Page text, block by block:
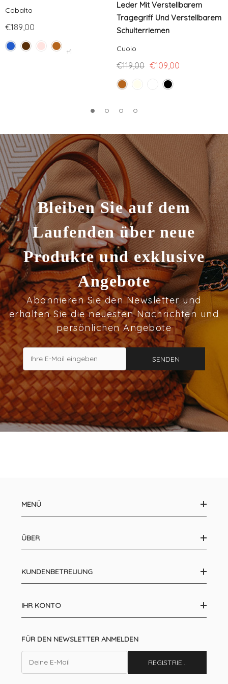
Cobalto
€189,00
+1
Leder Mit Verstellbarem
Tragegriff Und Verstellbarem
Schulterriemen
Cuoio
€119,00 €109,00
Bleiben Sie auf dem
Laufenden über neue
Produkte und exklusive
Angebote
Abonnieren Sie den Newsletter und
erhalten Sie die neuesten Nachrichten und
persönlichen Angebote
SENDEN
MENÜ
ÜBER
KUNDENBETREUUNG
IHR KONTO
FÜR DEN NEWSLETTER ANMELDEN
REGISTRIEREN SIE SICH